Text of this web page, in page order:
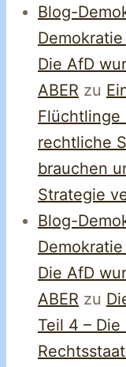
Blog-
Die AfD
ABER zu
rechtliche
brauchen
Strategie
Blog-
Die AfD
ABER zu
Teil 4 –